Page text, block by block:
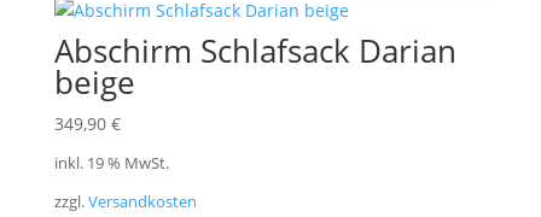
Abschirm Schlafsack Darian
beige
349,90 €
inkl. 19 % MwSt.
zzgl.Versandkosten